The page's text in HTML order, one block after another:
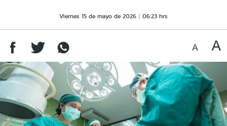
Viernes 15 de mayo de 2026 06:23 hrs